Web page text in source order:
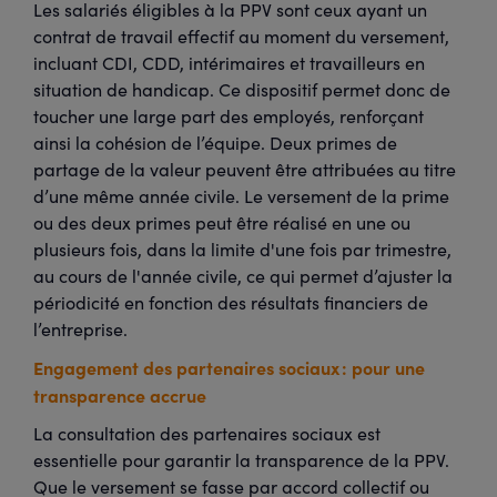
Les salariés éligibles à la PPV sont ceux ayant un
contrat de travail effectif au moment du versement,
incluant CDI, CDD, intérimaires et travailleurs en
situation de handicap. Ce dispositif permet donc de
toucher une large part des employés, renforçant
ainsi la cohésion de l’équipe. Deux primes de
partage de la valeur peuvent être attribuées au titre
d’une même année civile. Le versement de la prime
ou des deux primes peut être réalisé en une ou
plusieurs fois, dans la limite d'une fois par trimestre,
au cours de l'année civile, ce qui permet d’ajuster la
périodicité en fonction des résultats financiers de
l’entreprise.
Engagement des partenaires sociaux : pour une
transparence accrue
La consultation des partenaires sociaux est
essentielle pour garantir la transparence de la PPV.
Que le versement se fasse par accord collectif ou